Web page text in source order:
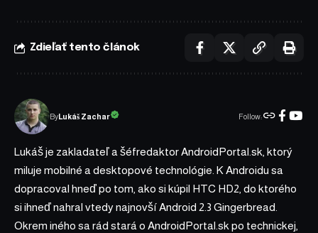
Zdieľať tento článok
ByLukáš Zachar Follow:
Lukáš je zakladateľ a šéfredaktor AndroidPortal.sk, ktorý
miluje mobilné a desktopové technológie. K Androidu sa
dopracoval hneď po tom, ako si kúpil HTC HD2, do ktorého
si ihneď nahral vtedy najnovší Android 2.3 Gingerbread.
Okrem iného sa rád stará o AndroidPortal.sk po technickej,